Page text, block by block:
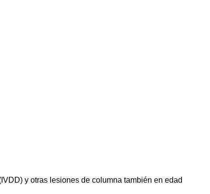
y otras lesiones de columna también en edad